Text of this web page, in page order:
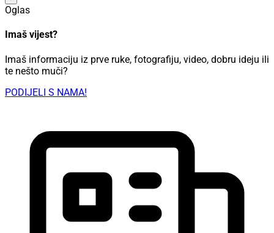
Oglas
Imaš vijest?
Imaš informaciju iz prve ruke, fotografiju, video, dobru ideju ili
te nešto muči?
PODIJELI S NAMA!